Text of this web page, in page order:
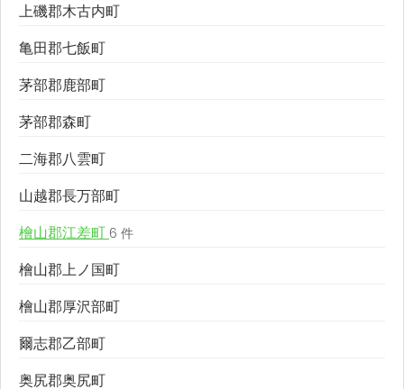
上磯郡木古内町
亀田郡七飯町
茅部郡鹿部町
茅部郡森町
二海郡八雲町
山越郡長万部町
檜山郡江差町 6 件
檜山郡上ノ国町
檜山郡厚沢部町
爾志郡乙部町
奥尻郡奥尻町